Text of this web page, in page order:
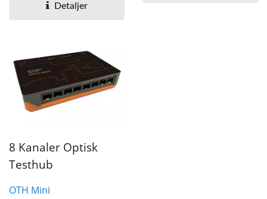
Detaljer
8 Kanaler Optisk
Testhub
OTH Mini